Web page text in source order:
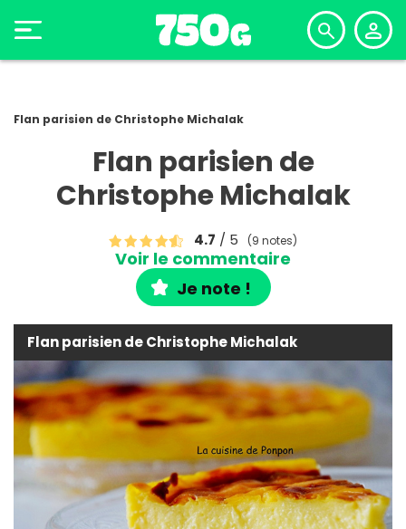
Flan parisien de Christophe Michalak
Flan parisien de
Christophe Michalak
4.7 / 5 (9 notes)
Voir le commentaire
Je note !
Flan parisien de Christophe Michalak